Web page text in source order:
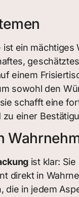
ein
einem
sowohl den
schafft eine
einer
ist klar:
direkt in
die in jedem